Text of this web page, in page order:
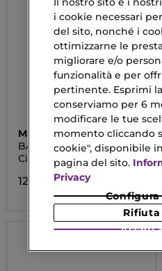
MULAC
BABY LOLITA
Ciglia Finte
12,53 €
i cookie necessari
del sito, nonché i
ottimizzarne le
migliorare e/o
funzionalità e per
pertinente. Esprimi
conserviamo per 6
modificare le tue
momento cliccando
cookie", disponibile
pagina del sito.
Privacy